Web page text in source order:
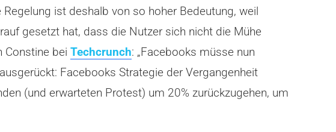
ist deshalb von so hoher Bedeutung, weil
gesetzt hat, dass die Nutzer sich nicht die Mühe
Constine bei Techcrunch: „Facebooks müsse nun
Facebooks Strategie der Vergangenheit
(und erwarteten Protest) um 20% zurückzugehen, um